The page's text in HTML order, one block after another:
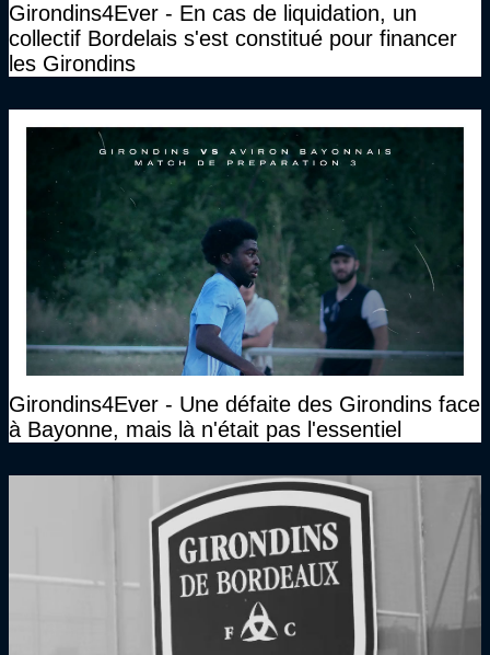
Girondins4Ever - En cas de liquidation, un
collectif Bordelais s'est constitué pour financer
les Girondins
Girondins4Ever - Une défaite des Girondins face
à Bayonne, mais là n'était pas l'essentiel